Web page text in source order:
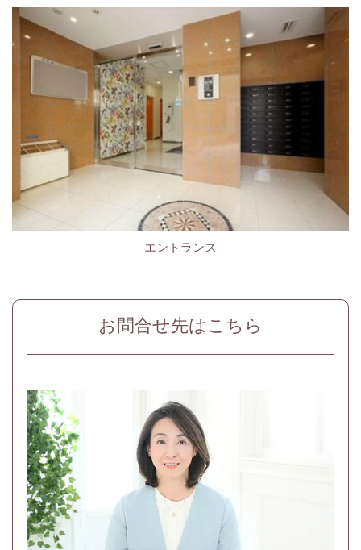
エントランス
お問合せ先はこちら